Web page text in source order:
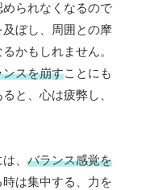
られなくなるので
ぼし、周囲との摩
かもしれません。
スを崩すことにも
と、心は疲弊し、
、 バランス感覚を
は集中する、力を